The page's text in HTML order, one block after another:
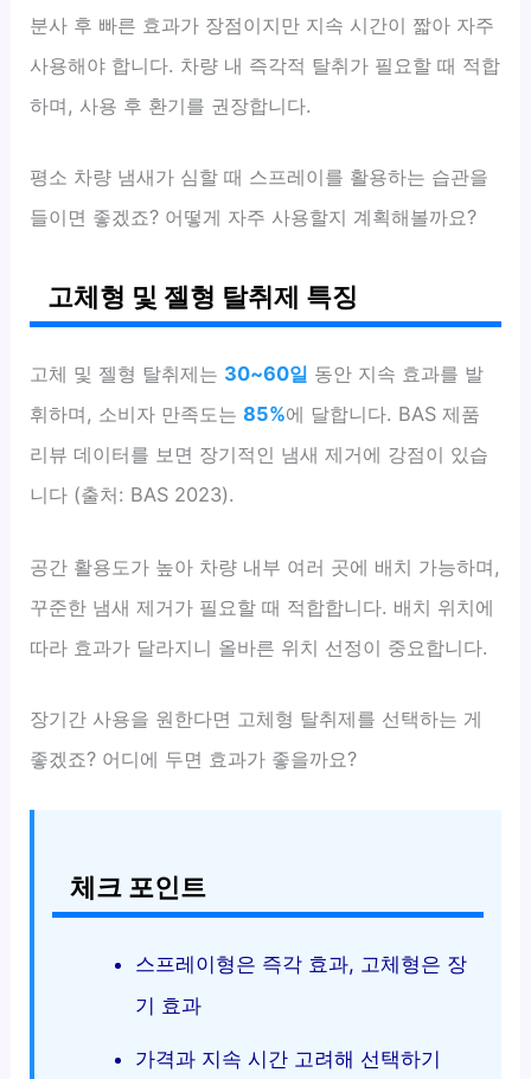
분사 후 빠른 효과가 장점이지만 지속 시간이 짧아 자주
사용해야 합니다. 차량 내 즉각적 탈취가 필요할 때 적합
하며, 사용 후 환기를 권장합니다.
평소 차량 냄새가 심할 때 스프레이를 활용하는 습관을
들이면 좋겠죠? 어떻게 자주 사용할지 계획해볼까요?
고체형 및 젤형 탈취제 특징
고체 및 젤형 탈취제는 30~60일 동안 지속 효과를 발
휘하며, 소비자 만족도는85%에 달합니다. BAS 제품
리뷰 데이터를 보면 장기적인 냄새 제거에 강점이 있습
니다 (출처: BAS 2023).
공간 활용도가 높아 차량 내부 여러 곳에 배치 가능하며,
꾸준한 냄새 제거가 필요할 때 적합합니다. 배치 위치에
따라 효과가 달라지니 올바른 위치 선정이 중요합니다.
장기간 사용을 원한다면 고체형 탈취제를 선택하는 게
좋겠죠? 어디에 두면 효과가 좋을까요?
체크 포인트
스프레이형은 즉각 효과, 고체형은 장
기 효과
가격과 지속 시간 고려해 선택하기